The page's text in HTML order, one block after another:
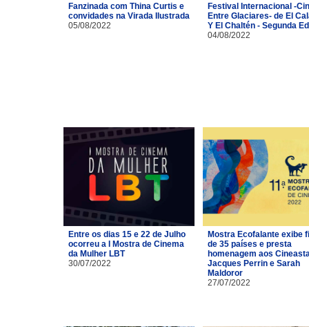
Fanzinada com Thina Curtis e
convidades na Virada Ilustrada
05/08/2022
Festival Internacional -
Entre Glaciares- de El
Y El Chaltén - Segunda
04/08/2022
Entre os dias 15 e 22 de Julho
ocorreu a I Mostra de Cinema
da Mulher LBT
30/07/2022
Mostra Ecofalante exibe
de 35 países e presta
homenagem aos
Jacques Perrin e Sarah
Maldoror
27/07/2022